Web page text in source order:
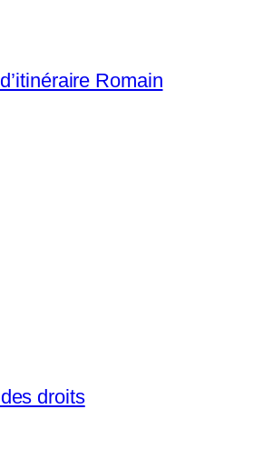
Romain
droits